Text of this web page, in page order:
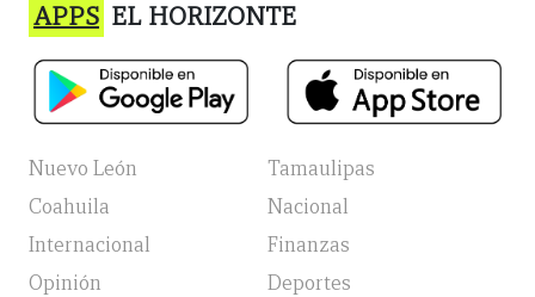
APPS EL HORIZONTE
Nuevo León
Tamaulipas
Coahuila
Nacional
Internacional
Finanzas
Opinión
Deportes